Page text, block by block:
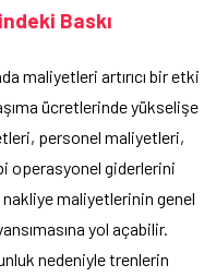
Baskı
maliyetleri artırıcı bir etki
ücretlerinde yükselişe
personel maliyetleri,
operasyonel giderlerini
maliyetlerinin genel
yol açabilir.
nedeniyle trenlerin